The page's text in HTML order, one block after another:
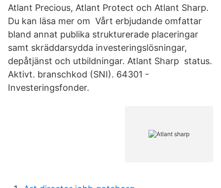
Atlant Precious, Atlant Protect och Atlant Sharp.
Du kan läsa mer om​ Vårt erbjudande omfattar
bland annat publika strukturerade placeringar
samt skräddarsydda investeringslösningar,
depåtjänst och utbildningar. Atlant Sharp status.
Aktivt. branschkod (SNI). 64301 -
Investeringsfonder.